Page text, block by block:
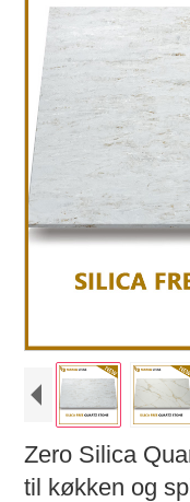
Zero Silica
til køkken og